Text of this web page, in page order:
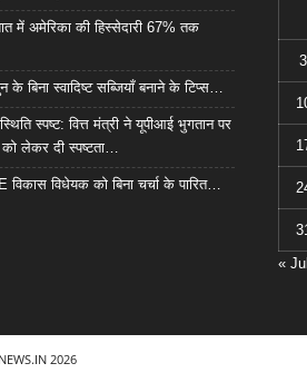
में अमेरिका की हिस्सेदारी 67% तक
के बिना स्वादिष्ट सब्जियाँ बनाने के टिप्स…
स्पष्ट: वित्त मंत्री ने यूपीआई भुगतान पर
को लेकर दी स्पष्टता…
विधेयक को बिना चर्चा के पारित…
3
« Jul
2026